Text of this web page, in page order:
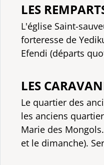
LES
L'église Saint-
forteresse de
Efendi (départs
LES
Le quartier des
les anciens
Marie des
et le dimanche).